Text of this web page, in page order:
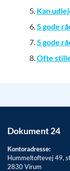
Kan
5 gode
5 gode
Ofte
Dokument 24
Kontoradresse:
Hummeltoftevej 49,
2830Virum